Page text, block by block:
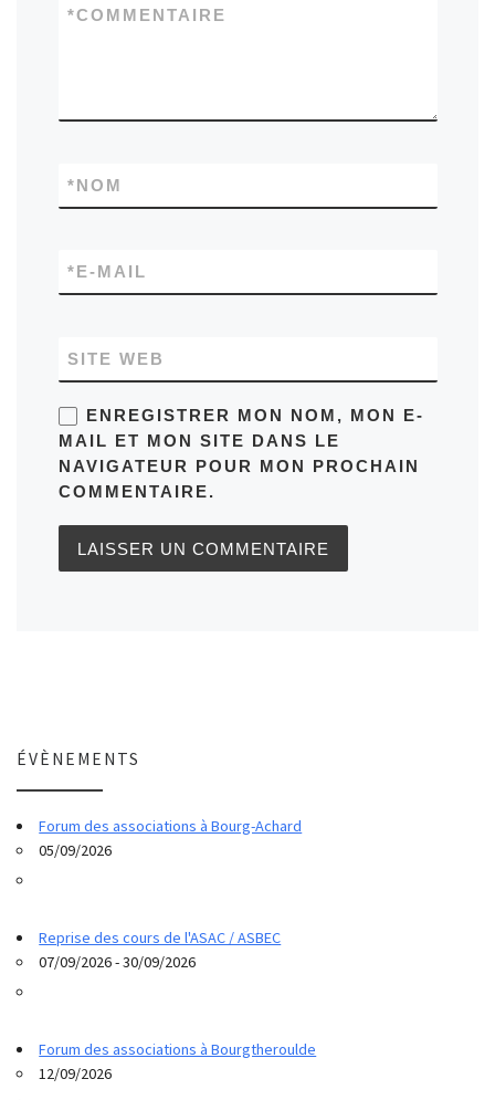
COMMENTAIRE
*
NOM
*
E-MAIL
*
SITE WEB
ENREGISTRER MON NOM, MON E-
MAIL ET MON SITE DANS LE
NAVIGATEUR POUR MON PROCHAIN
COMMENTAIRE.
ÉVÈNEMENTS
Forum des associations à Bourg-Achard
05/09/2026
Reprise des cours de l'ASAC / ASBEC
07/09/2026 - 30/09/2026
Forum des associations à Bourgtheroulde
12/09/2026